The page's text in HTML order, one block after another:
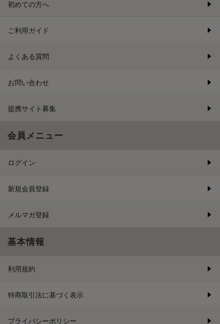
初めての方へ
ご利用ガイド
よくある質問
お問い合わせ
提携サイト募集
会員メニュー
ログイン
新規会員登録
メルマガ登録
基本情報
利用規約
特商取引法に基づく表示
プライバシーポリシー